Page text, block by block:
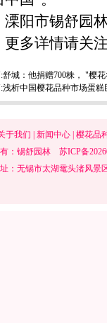
市锡舒园林
更多详情请关
舒城：他捐赠700株， "樱
浅析中国樱花品种市场蛋糕
于我们 | 新闻中心 | 樱花品
：锡舒园林 苏ICP备
：无锡市太湖鼋头渚风景